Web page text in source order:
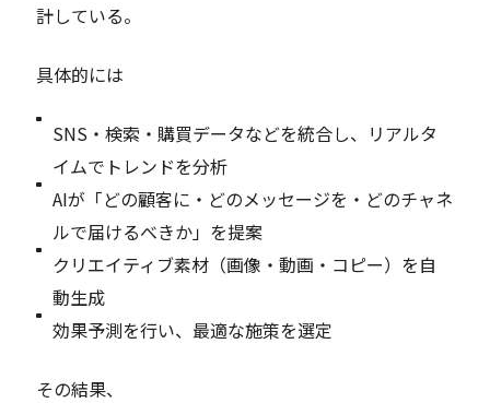
計している。
具体的には
SNS・検索・購買データなどを統合し、リアルタ
イムでトレンドを分析
AIが「どの顧客に・どのメッセージを・どのチャネ
ルで届けるべきか」を提案
クリエイティブ素材（画像・動画・コピー）を自
動生成
効果予測を行い、最適な施策を選定
その結果、